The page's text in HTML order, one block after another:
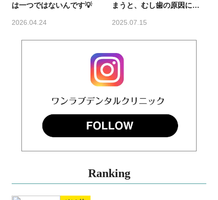
は一つではないんです💡
2026.04.24
まうと、むし歯の原因にな
2025.07.15
Ranking